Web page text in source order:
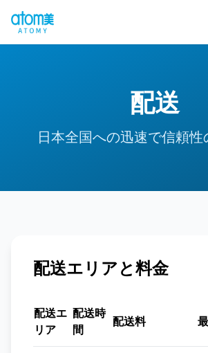
配送
日本全国への迅速で信頼性
配送エリアと料金
配送エ
リア
配送時
間
配送料